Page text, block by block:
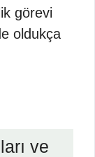
görevi
oldukça
ve